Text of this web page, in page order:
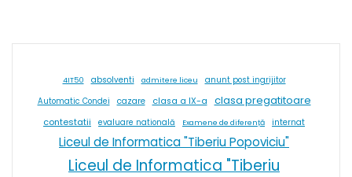
4IT50 absolventi admitere liceu anunt post ingrijitor
Automatic Condei cazare clasa a IX-a clasa pregatitoare
contestatii evaluare natională Examene de diferență internat
Liceul de Informatica "Tiberiu Popoviciu"
Liceul de Informatica "Tiberiu